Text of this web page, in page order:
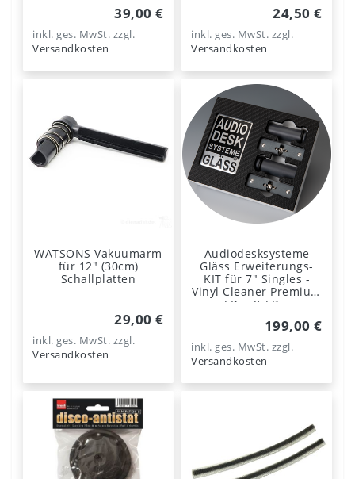
39,00 €
inkl. ges. MwSt. zzgl.
Versandkosten
24,50 €
inkl. ges. MwSt. zzgl.
Versandkosten
WATSONS Vakuumarm
für 12" (30cm)
Schallplatten
29,00 €
inkl. ges. MwSt. zzgl.
Versandkosten
Audiodesksysteme
Gläss Erweiterungs-
KIT für 7" Singles -
Vinyl Cleaner Premium
/ Pro-X / Pro
199,00 €
inkl. ges. MwSt. zzgl.
Versandkosten